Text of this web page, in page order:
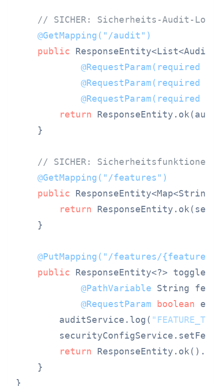
// SICHER: Sicherheits-Audit-Logs
@GetMapping("/audit")
public
@RequestParam(required
@RequestParam(required
@RequestParam(required
return
    }
// SICHER: Sicherheitsfunktionen
@GetMapping("/features")
public
return
    }
@PutMapping("/features/
public ResponseEntity<?>
@PathVariable String
@RequestParam
boolean
        auditService.log(
return
    }
}